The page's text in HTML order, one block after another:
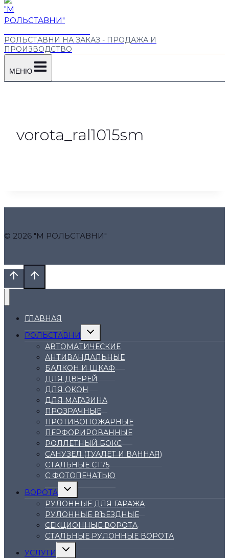
РОЛЬСТАВНИ НА ЗАКАЗ - ПРОДАЖА И
ПРОИЗВОДСТВО
МЕНЮ
vorota_ral1015sm
© 2026 "М РОЛЬСТАВНИ"
ГЛАВНАЯ
РОЛЬСТАВНИ
Переключить
меню
АВТОМАТИЧЕСКИЕ
АНТИВАНДАЛЬНЫЕ
БАЛКОН И ШКАФ
ДЛЯ ДВЕРЕЙ
ДЛЯ ОКОН
ДЛЯ МАГАЗИНА
ПРОЗРАЧНЫЕ
ПРОТИВОПОЖАРНЫЕ
ПЕРФОРИРОВАННЫЕ
РОЛЛЕТНЫЙ БОКС
САНУЗЕЛ (ТУАЛЕТ И ВАННАЯ)
СТАЛЬНЫЕ СТ75
С ФОТОПЕЧАТЬЮ
ВОРОТА
Переключить
меню
РУЛОННЫЕ ДЛЯ ГАРАЖА
РУЛОННЫЕ ВЪЕЗДНЫЕ
СЕКЦИОННЫЕ ВОРОТА
СТАЛЬНЫЕ РУЛОННЫЕ ВОРОТА
УСЛУГИ
Переключить